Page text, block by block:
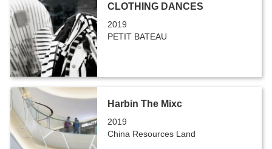
CLOTHING DANCES
2019
PETIT BATEAU
Harbin The Mixc
2019
China Resources Land